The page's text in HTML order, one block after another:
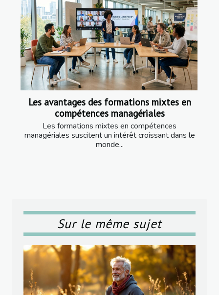
Les avantages des formations mixtes en
compétences managériales
Les formations mixtes en compétences
managériales suscitent un intérêt croissant dans le
monde...
Sur le même sujet